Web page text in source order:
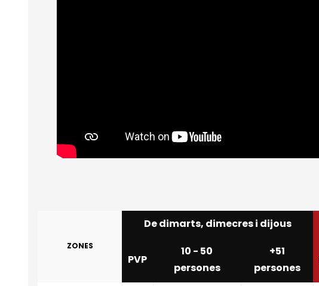
ZONES
De dimarts, dimecres i dijous
PVP
10 - 50
persones
+51
persones